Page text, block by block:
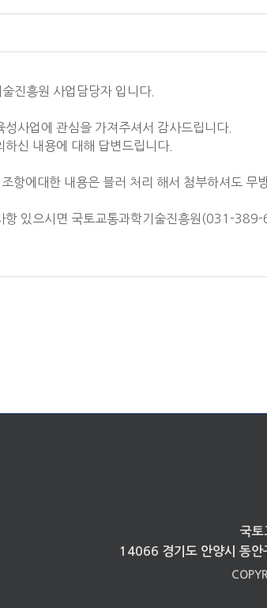
진흥원 사업담당자 입니다.
성사업에 관심을 가져주셔서 감사드립니다.
하신 내용에 대해 답변드립니다.
항에대한 내용은 블러 처리 해서 첨부하셔도
항 있으시면 국토교통과학기술진흥원(031-
국토
14066 경기도 안양시 동